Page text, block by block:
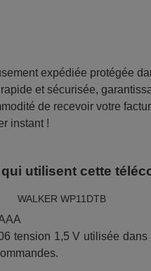
expédiée protégée
et sécurisée,
de recevoir votre
instant !
utilisent cette
WALKER WP11DTB
tension 1,5 V utilisée dans